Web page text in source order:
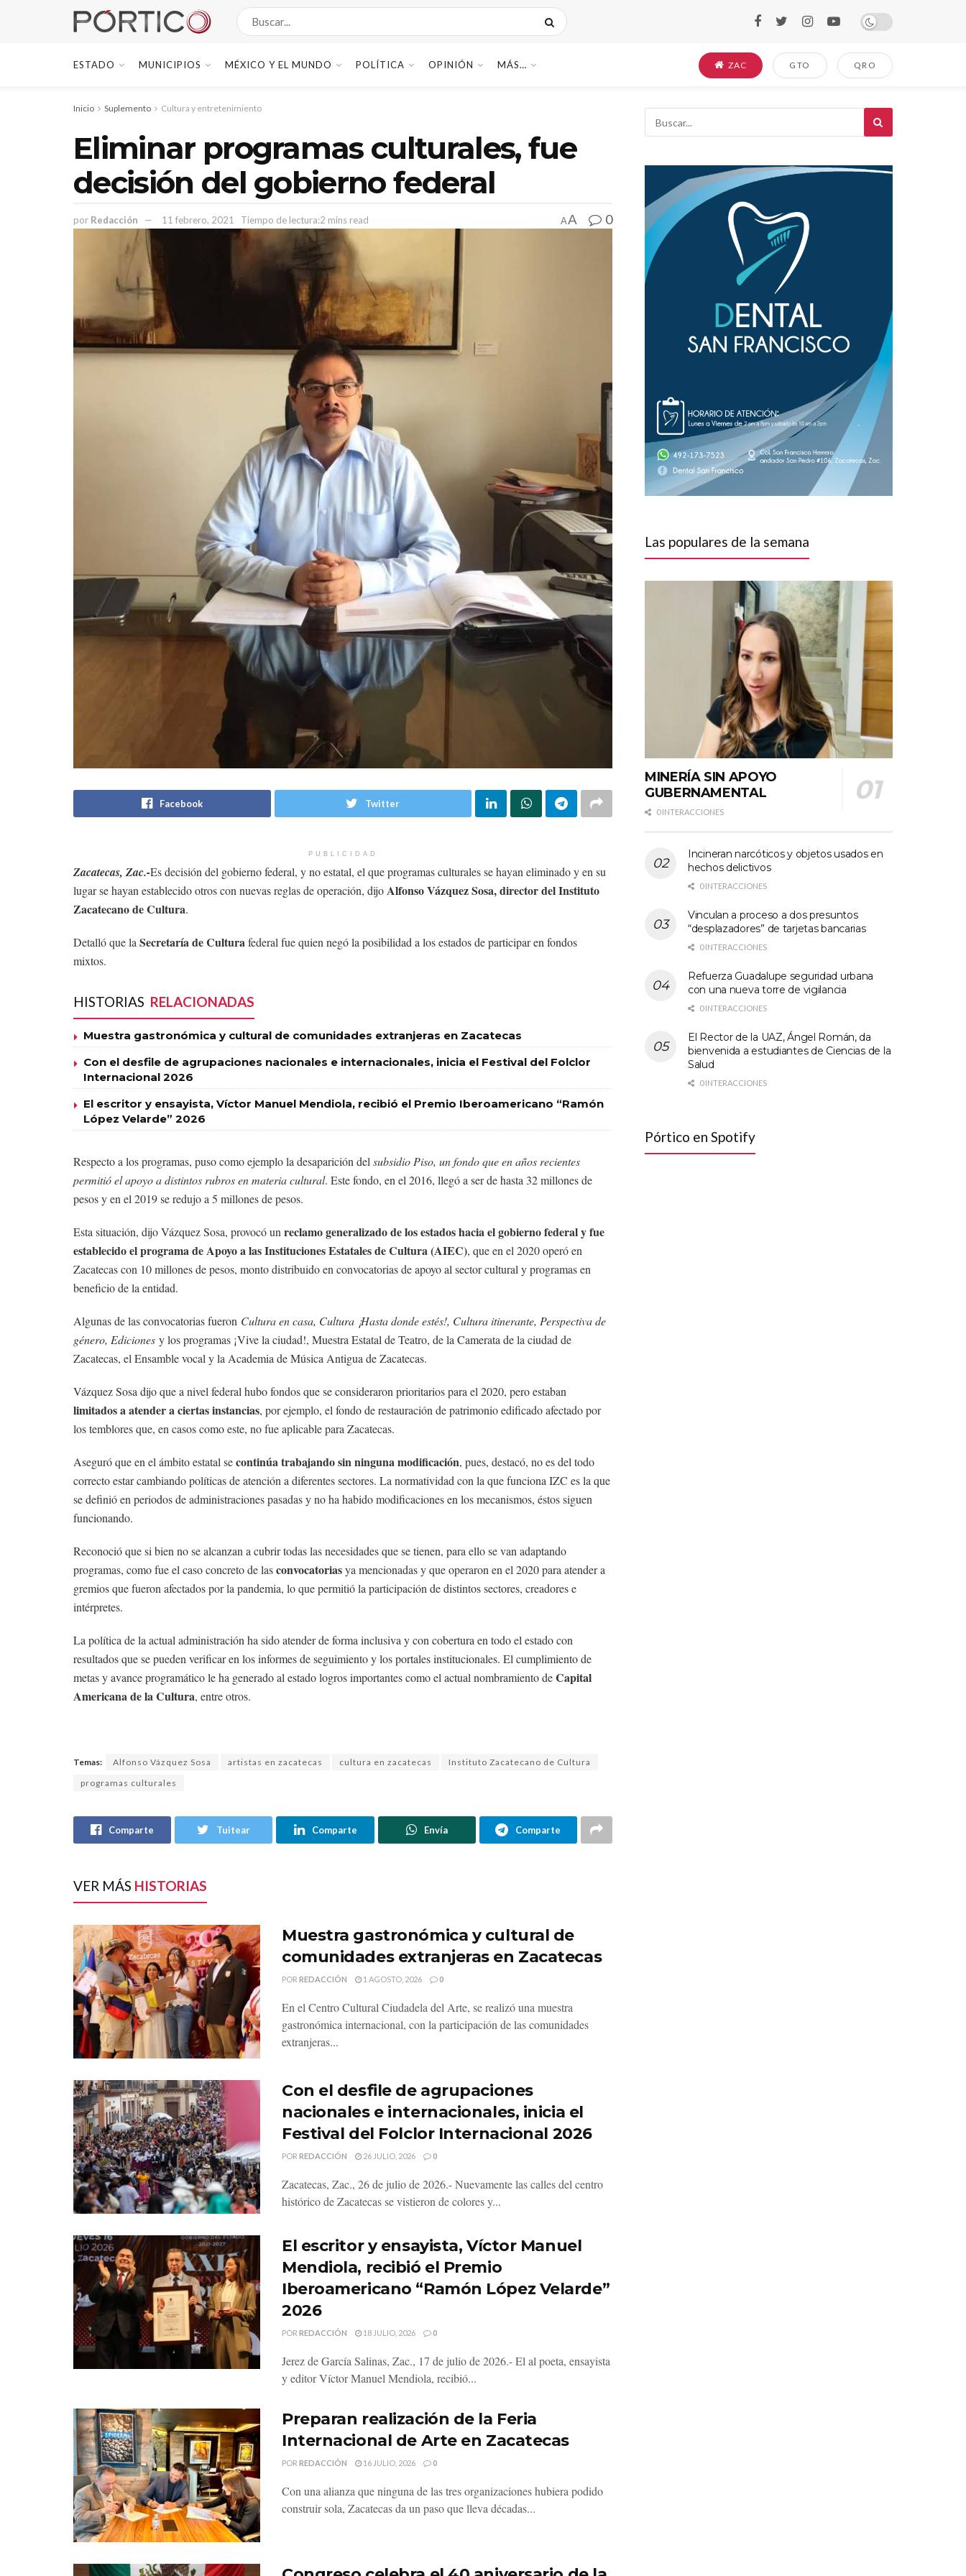
ESTADO MUNICIPIOS MÉXICO Y EL MUNDO POLÍTICA OPINIÓN MÁS… ZAC GTO QRO
Inicio Suplemento Cultura y entretenimiento
Eliminar programas culturales, fue
decisión del gobierno federal
por Redacción 11 febrero, 2021 Tiempo de lectura:2 mins read AA 0
Facebook Twitter
PUBLICIDAD
Zacatecas, Zac.-Es decisión del gobierno federal, y no estatal, el que programas culturales se hayan eliminado y en su
lugar se hayan establecido otros con nuevas reglas de operación, dijoAlfonso Vázquez Sosa, director del Instituto
Zacatecano de Cultura.
Detalló que laSecretaría de Culturafederal fue quien negó la posibilidad a los estados de participar en fondos
mixtos.
HISTORIAS RELACIONADAS
Muestra gastronómica y cultural de comunidades extranjeras en Zacatecas
Con el desfile de agrupaciones nacionales e internacionales, inicia el Festival del Folclor
Internacional 2026
El escritor y ensayista, Víctor Manuel Mendiola, recibió el Premio Iberoamericano “Ramón
López Velarde” 2026
Respecto a los programas, puso como ejemplo la desaparición delsubsidio Piso, un fondo que en años recientes
permitió el apoyo a distintos rubros en materia cultural. Este fondo, en el 2016, llegó a ser de hasta 32 millones de
pesos y en el 2019 se redujo a 5 millones de pesos.
Esta situación, dijo Vázquez Sosa, provocó unreclamo generalizado de los estados hacia el gobierno federal y fue
establecido el programa de Apoyo a las Instituciones Estatales de Cultura (AIEC), que en el 2020 operó en
Zacatecas con 10 millones de pesos, monto distribuido en convocatorias de apoyo al sector cultural y programas en
beneficio de la entidad.
Algunas de las convocatorias fueron Cultura en casa, Cultura ¡Hasta donde estés!, Cultura itinerante, Perspectiva de
género, Ediciones y los programas ¡Vive la ciudad!, Muestra Estatal de Teatro, de la Camerata de la ciudad de
Zacatecas, el Ensamble vocal y la Academia de Música Antigua de Zacatecas.
Vázquez Sosa dijo que a nivel federal hubo fondos que se consideraron prioritarios para el 2020, pero estaban
limitados a atender a ciertas instancias, por ejemplo, el fondo de restauración de patrimonio edificado afectado por
los temblores que, en casos como este, no fue aplicable para Zacatecas.
Aseguró que en el ámbito estatal secontinúa trabajando sin ninguna modificación, pues, destacó, no es del todo
correcto estar cambiando políticas de atención a diferentes sectores. La normatividad con la que funciona IZC es la que
se definió en periodos de administraciones pasadas y no ha habido modificaciones en los mecanismos, éstos siguen
funcionando.
Reconoció que si bien no se alcanzan a cubrir todas las necesidades que se tienen, para ello se van adaptando
programas, como fue el caso concreto de lasconvocatoriasya mencionadas y que operaron en el 2020 para atender a
gremios que fueron afectados por la pandemia, lo que permitió la participación de distintos sectores, creadores e
intérpretes.
La política de la actual administración ha sido atender de forma inclusiva y con cobertura en todo el estado con
resultados que se pueden verificar en los informes de seguimiento y los portales institucionales. El cumplimiento de
metas y avance programático le ha generado al estado logros importantes como el actual nombramiento deCapital
Americana de la Cultura, entre otros.
Temas: Alfonso Vázquez Sosa artistas en zacatecas cultura en zacatecas
Instituto Zacatecano de Cultura
programas culturales
Comparte Tuitear Comparte Envía Comparte
VER MÁS HISTORIAS
Muestra gastronómica y cultural de
comunidades extranjeras en Zacatecas
POR REDACCIÓN 1 AGOSTO, 2026 0
En el Centro Cultural Ciudadela del Arte, se realizó una muestra
gastronómica internacional, con la participación de las comunidades
extranjeras...
Con el desfile de agrupaciones
nacionales e internacionales, inicia el
Festival del Folclor Internacional 2026
POR REDACCIÓN 26 JULIO, 2026 0
Zacatecas, Zac., 26 de julio de 2026.- Nuevamente las calles del centro
histórico de Zacatecas se vistieron de colores y...
El escritor y ensayista, Víctor Manuel
Mendiola, recibió el Premio
Iberoamericano “Ramón López Velarde”
2026
POR REDACCIÓN 18 JULIO, 2026 0
Jerez de García Salinas, Zac., 17 de julio de 2026.- El al poeta, ensayista
y editor Víctor Manuel Mendiola, recibió...
Preparan realización de la Feria
Internacional de Arte en Zacatecas
POR REDACCIÓN 16 JULIO, 2026 0
Con una alianza que ninguna de las tres organizaciones hubiera podido
construir sola, Zacatecas da un paso que lleva décadas...
Las populares de la semana
MINERÍA SIN APOYO
GUBERNAMENTAL
0 INTERACCIONES
Incineran narcóticos y objetos usados en
hechos delictivos
0 INTERACCIONES
Vinculan a proceso a dos presuntos
“desplazadores” de tarjetas bancarias
0 INTERACCIONES
Refuerza Guadalupe seguridad urbana
con una nueva torre de vigilancia
0 INTERACCIONES
El Rector de la UAZ, Ángel Román, da
bienvenida a estudiantes de Ciencias de la
Salud
0 INTERACCIONES
Pórtico en Spotify